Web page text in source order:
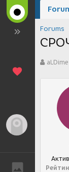
ГАЛЕРЕЯ
Forums
в
aLDime